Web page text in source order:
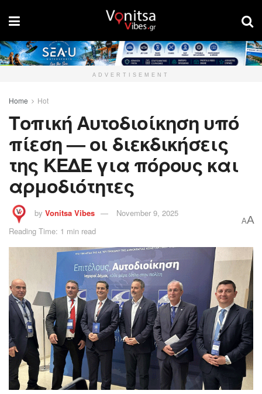
ADVERTISEMENT
Home Hot
Τοπική Αυτοδιοίκηση υπό
πίεση — οι διεκδικήσεις
της ΚΕΔΕ για πόρους και
αρμοδιότητες
by Vonitsa Vibes
November 9, 2025
Reading Time: 1 min read
AA